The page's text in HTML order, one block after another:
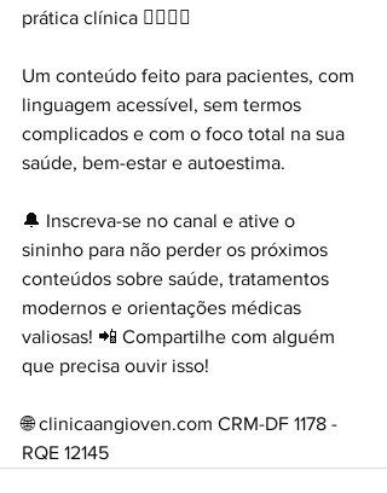
prática clínica 👩‍⚕️👨‍⚕️
Um conteúdo feito para pacientes, com
linguagem acessível, sem termos
complicados e com o foco total na sua
saúde, bem-estar e autoestima.
🔔 Inscreva-se no canal e ative o
sininho para não perder os próximos
conteúdos sobre saúde, tratamentos
modernos e orientações médicas
valiosas! 📲 Compartilhe com alguém
que precisa ouvir isso!
🌐 clinicaangioven.com CRM-DF 1178 -
RQE 12145